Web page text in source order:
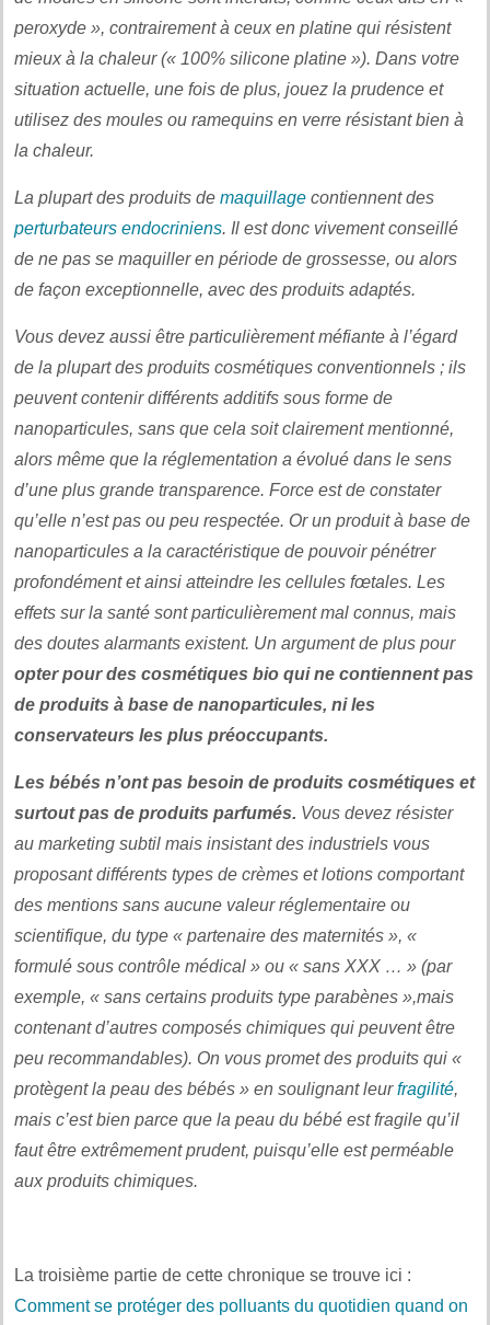
peroxyde », contrairement à ceux en platine qui résistent
mieux à la chaleur (« 100% silicone platine »). Dans votre
situation actuelle, une fois de plus, jouez la prudence et
utilisez des moules ou ramequins en verre résistant bien à
la chaleur.
La plupart des produits de maquillage contiennent des
perturbateurs endocriniens. Il est donc vivement conseillé
de ne pas se maquiller en période de grossesse, ou alors
de façon exceptionnelle, avec des produits adaptés.
Vous devez aussi être particulièrement méfiante à l’égard
de la plupart des produits cosmétiques conventionnels ; ils
peuvent contenir différents additifs sous forme de
nanoparticules, sans que cela soit clairement mentionné,
alors même que la réglementation a évolué dans le sens
d’une plus grande transparence. Force est de constater
qu’elle n’est pas ou peu respectée. Or un produit à base de
nanoparticules a la caractéristique de pouvoir pénétrer
profondément et ainsi atteindre les cellules fœtales. Les
effets sur la santé sont particulièrement mal connus, mais
des doutes alarmants existent. Un argument de plus pour
opter pour des cosmétiques bio qui ne contiennent pas
de produits à base de nanoparticules, ni les
conservateurs les plus préoccupants.
Les bébés n’ont pas besoin de produits cosmétiques et
surtout pas de produits parfumés. Vous devez résister
au marketing subtil mais insistant des industriels vous
proposant différents types de crèmes et lotions comportant
des mentions sans aucune valeur réglementaire ou
scientifique, du type « partenaire des maternités », «
formulé sous contrôle médical » ou « sans XXX … » (par
exemple, « sans certains produits type parabènes »,mais
contenant d’autres composés chimiques qui peuvent être
peu recommandables). On vous promet des produits qui «
protègent la peau des bébés » en soulignant leurfragilité,
mais c’est bien parce que la peau du bébé est fragile qu’il
faut être extrêmement prudent, puisqu’elle est perméable
aux produits chimiques.
La troisième partie de cette chronique se trouve ici :
Comment se protéger des polluants du quotidien quand on